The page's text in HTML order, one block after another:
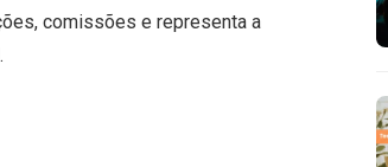
comissões e representa a